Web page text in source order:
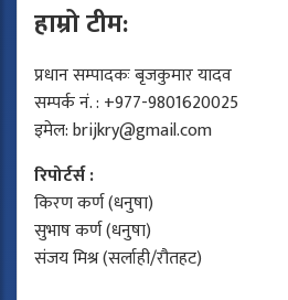
हाम्रो टीम:
प्रधान सम्पादकः बृजकुमार यादव
सम्पर्क नं. : +977-9801620025
इमेल:brijkry@gmail.com
रिपोर्टर्स :
किरण कर्ण (धनुषा)
सुभाष कर्ण (धनुषा)
संजय मिश्र (सर्लाही/रौतहट)